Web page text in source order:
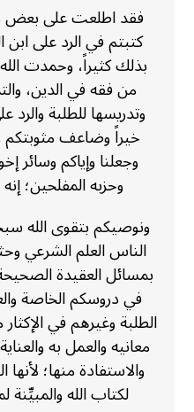
فقد اطلعت على بعض
كتبتم في الرد على
بذلك كثيراً، وحمدت
من فقه في الدين،
وتدريسها للطلبة والرد
خيراً وضاعف مثوبتكم
وجعلنا وإياكم وسائر
وحزبه المفلحين؛
ونوصيكم بتقوى الله
الناس العلم الشرعي
بمسائل العقيدة
في دروسكم الخاصة
الطلبة وغيرهم في الإكثار
معانيه والعمل به
والاستفادة منها؛
لكتاب الله